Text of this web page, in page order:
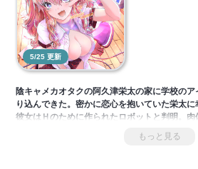
5/25 更新
陰キャメカオタクの阿久津栄太の家に学校の
り込んできた。密かに恋心を抱いていた栄太
彼女はＨのために作られたロボットと判明。
開に童貞の栄太は右往左往。さらに彼女の正体
になってこれまた右往左往!? ちょっとＨなメ
もっと見る